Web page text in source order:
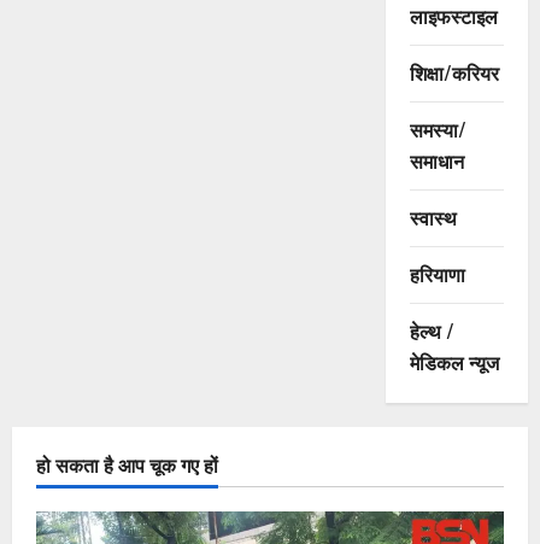
लाइफस्टाइल
शिक्षा/करियर
समस्या/
समाधान
स्वास्थ
हरियाणा
हेल्थ /
मेडिकल न्यूज
हो सकता है आप चूक गए हों